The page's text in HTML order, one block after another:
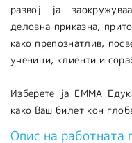
развој ја
деловна приказна,
како препознатлив,
ученици, клиенти и
Изберете ја ЕММА
како Ваш билет кон
Опис на работната